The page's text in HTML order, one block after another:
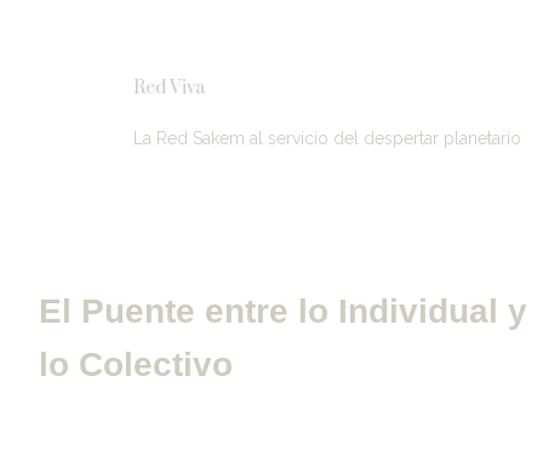
Red Viva
La Red Sakem al servicio del despertar planetario
El Puente entre lo Individual y
lo Colectivo